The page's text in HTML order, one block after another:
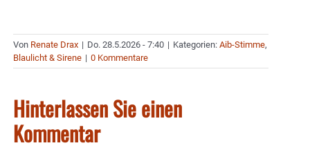
Von Renate Drax | Do. 28.5.2026 - 7:40 | Kategorien: Aib-Stimme,
Blaulicht & Sirene | 0 Kommentare
Hinterlassen Sie einen
Kommentar